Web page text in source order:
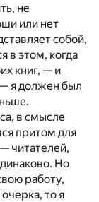
не
или нет
собой,
в этом, когда
книг, — и
я должен был
в смысле
притом для
читателей,
Но
работу,
то я